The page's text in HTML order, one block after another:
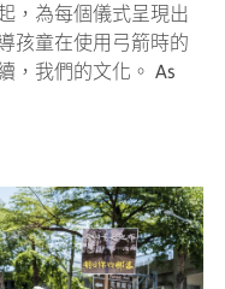
，為每個儀式呈現出
孩童在使用弓箭時的
，我們的文化。 As